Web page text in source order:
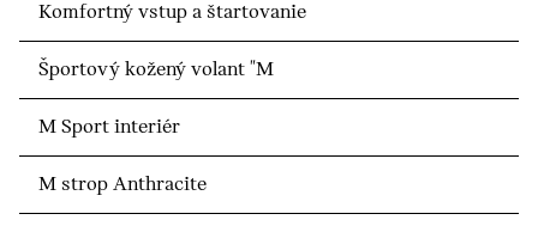
Komfortný vstup a štartovanie
Športový kožený volant "M
M Sport interiér
M strop Anthracite